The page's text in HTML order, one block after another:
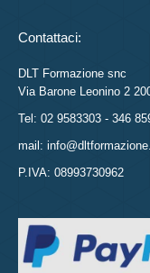
Contattaci:
DLT Formazione snc
Via Barone Leonino 2
Tel: 02 9583303 - 346
mail:
P.IVA: 08993730962